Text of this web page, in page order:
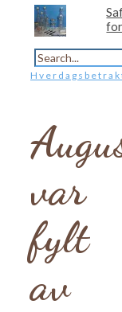
var
fylt
av